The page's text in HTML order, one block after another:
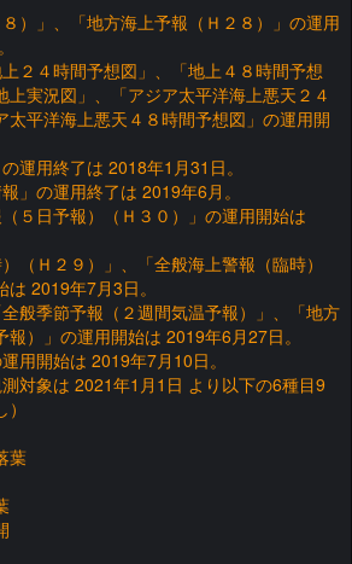
）」、「地方海上予報（Ｈ２８）」の運用
２４時間予想図」、「地上４８時間予想
上実況図」、「アジア太平洋海上悪天２４
太平洋海上悪天４８時間予想図」の運用開
運用終了は 2018年1月31日。
」の運用終了は 2019年6月。
５日予報）（Ｈ３０）」の運用開始は
（Ｈ２９）」、「全般海上警報（臨時）
は 2019年7月3日。
般季節予報（２週間気温予報）」、「地方
）」の運用開始は 2019年6月27日。
用開始は 2019年7月10日。
対象は 2021年1月1日 より以下の6種目9
葉